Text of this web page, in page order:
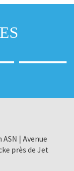
| Avenue
près de Jet